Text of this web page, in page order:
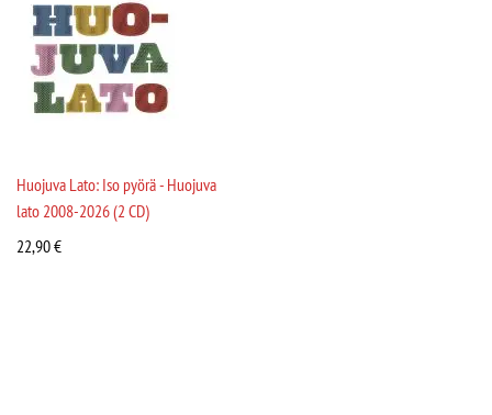
Huojuva Lato: Iso pyörä - Huojuva
lato 2008-2026 (2 CD)
22,90€